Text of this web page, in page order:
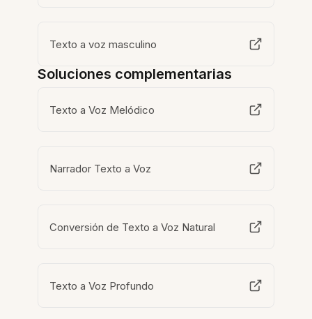
Texto a voz masculino
Soluciones complementarias
Texto a Voz Melódico
Narrador Texto a Voz
Conversión de Texto a Voz Natural
Texto a Voz Profundo